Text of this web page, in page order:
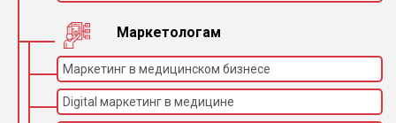
Маркетологам
Маркетинг в медицинском бизнесе
Digital маркетинг в медицине